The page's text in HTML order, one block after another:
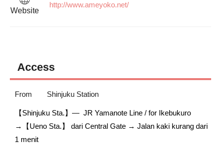
Website
http://www.ameyoko.net/
Access
From Shinjuku Station
【Shinjuku Sta.】—  JR Yamanote Line / for Ikebukuro
→【Ueno Sta.】 dari Central Gate → Jalan kaki kurang dari
1 menit